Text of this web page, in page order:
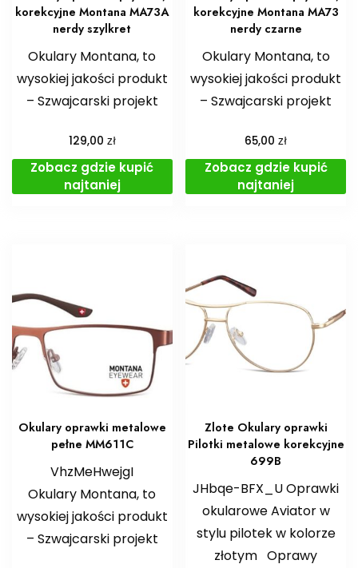
korekcyjne Montana MA73A
nerdy szylkret
Okulary Montana, to
wysokiej jakości produkt
– Szwajcarski projekt
129,00 zł
Zobacz gdzie kupić
najtaniej
korekcyjne Montana MA73
nerdy czarne
Okulary Montana, to
wysokiej jakości produkt
– Szwajcarski projekt
65,00zł
Zobacz gdzie kupić
najtaniej
Okulary oprawki metalowe
pełne MM611C
VhzMeHwejgI
Okulary Montana, to
wysokiej jakości produkt
– Szwajcarski projekt
Zlote Okulary oprawki
Pilotki metalowe korekcyjne
699B
JHbqe-BFX_U Oprawki
okularowe Aviator w
stylu pilotek w kolorze
złotym ️Oprawy